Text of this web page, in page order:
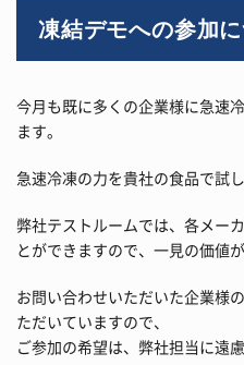
凍結デモへの参加
今月も既に多くの企業様に急速
ます。
急速冷凍の力を貴社の食品で試
弊社テストルームでは、各メー
とができますので、一見の価値
お問い合わせいただいた企業様
ただいていますので、
ご参加の希望は、弊社担当に遠